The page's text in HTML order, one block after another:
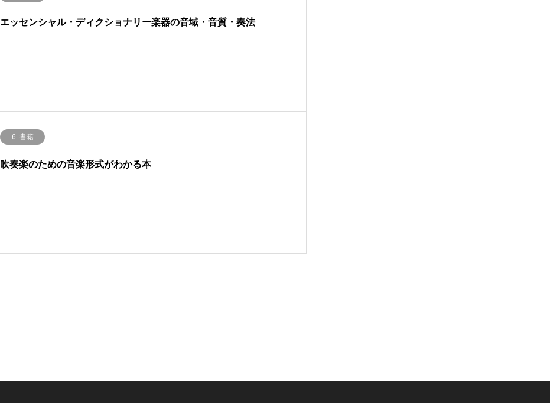
エッセンシャル・ディクショナリー楽器の音域・音質・奏法
6. 書籍
吹奏楽のための音楽形式がわかる本